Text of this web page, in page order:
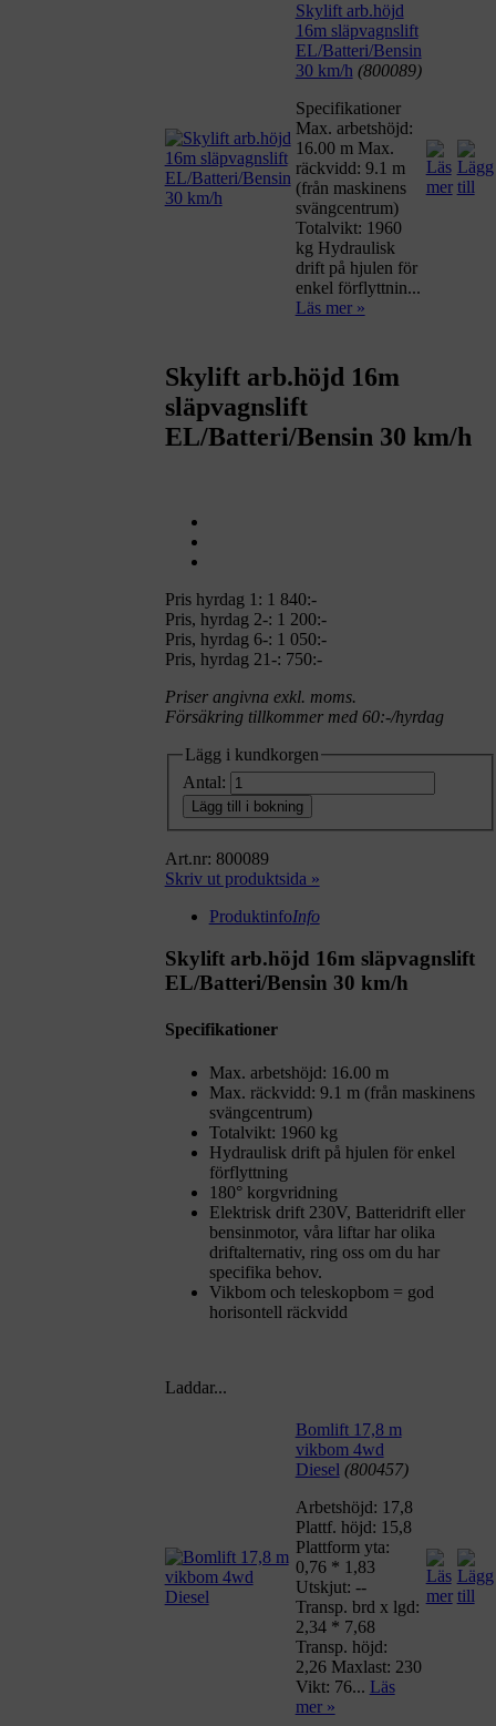
Skylift arb.höjd
16m släpvagnslift
EL/Batteri/Bensin
30 km/h (800089)
Specifikationer
Max. arbetshöjd:
16.00 m Max.
räckvidd: 9.1 m
(från maskinens
svängcentrum)
Totalvikt: 1960
kg Hydraulisk
drift på hjulen för
enkel förflyttnin...
Läs mer »
Skylift arb.höjd 16m
släpvagnslift
EL/Batteri/Bensin 30 km/h
Pris hyrdag 1: 1 840:-
Pris, hyrdag 2-: 1 200:-
Pris, hyrdag 6-: 1 050:-
Pris, hyrdag 21-: 750:-
Priser angivna exkl. moms.
Försäkring tillkommer med 60:-/hyrdag
Lägg i kundkorgen
Antal:
Lägg till i bokning
Art.nr: 800089
Skriv ut produktsida »
ProduktinfoInfo
Skylift arb.höjd 16m släpvagnslift
EL/Batteri/Bensin 30 km/h
Specifikationer
Max. arbetshöjd: 16.00 m
Max. räckvidd: 9.1 m (från maskinens
svängcentrum)
Totalvikt: 1960 kg
Hydraulisk drift på hjulen för enkel
förflyttning
180° korgvridning
Elektrisk drift 230V, Batteridrift eller
bensinmotor, våra liftar har olika
driftalternativ, ring oss om du har
specifika behov.
Vikbom och teleskopbom = god
horisontell räckvidd
Laddar...
Bomlift 17,8 m
vikbom 4wd
Diesel (800457)
Arbetshöjd: 17,8
Plattf. höjd: 15,8
Plattform yta:
0,76 * 1,83
Utskjut: --
Transp. brd x lgd:
2,34 * 7,68
Transp. höjd:
2,26 Maxlast: 230
Vikt: 76... Läs
mer »